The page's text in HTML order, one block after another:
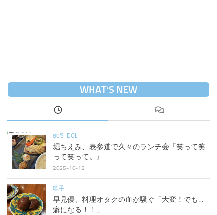
WHAT’S NEW
80'S IDOL
堀ちえみ、表参道で久々のランチ会『笑って笑
って笑って。』
2025-10-12
歌手
早見優、料理オタクの血が騒ぐ「大変！でも…
癖になる！！」